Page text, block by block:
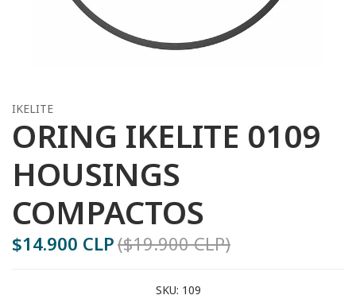
IKELITE
ORING IKELITE 0109
HOUSINGS
COMPACTOS
$14.900 CLP($19.900 CLP)
SKU: 109